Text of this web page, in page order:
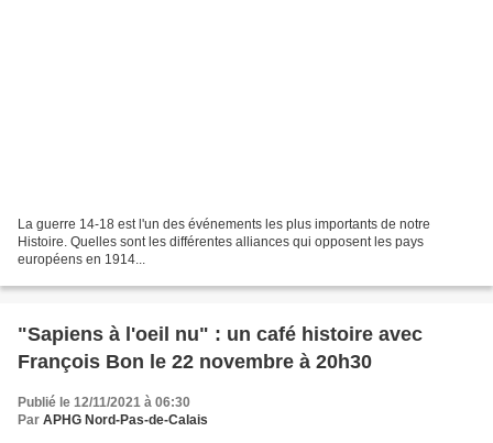
La guerre 14-18 est l'un des événements les plus importants de notre
Histoire. Quelles sont les différentes alliances qui opposent les pays
européens en 1914...
"Sapiens à l'oeil nu" : un café histoire avec
François Bon le 22 novembre à 20h30
Publié le 12/11/2021 à 06:30
Par APHG Nord-Pas-de-Calais